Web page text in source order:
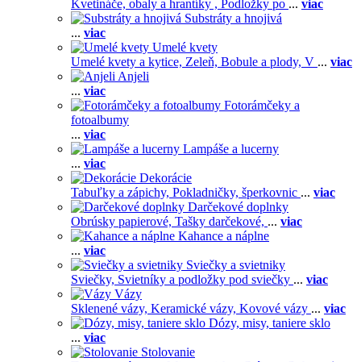
Kvetináče, obaly a hrantíky , Podložky po ... viac
Substráty a hnojivá
... viac
Umelé kvety
Umelé kvety a kytice, Zeleň, Bobule a plody, V ... viac
Anjeli
... viac
Fotorámčeky a
fotoalbumy
... viac
Lampáše a lucerny
... viac
Dekorácie
Tabuľky a zápichy, Pokladničky, šperkovnic ... viac
Darčekové doplnky
Obrúsky papierové, Tašky darčekové, ... viac
Kahance a náplne
... viac
Sviečky a svietniky
Sviečky, Svietníky a podložky pod sviečky ... viac
Vázy
Sklenené vázy, Keramické vázy, Kovové vázy ... viac
Dózy, misy, taniere sklo
... viac
Stolovanie